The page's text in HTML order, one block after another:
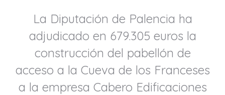
La Diputación de Palencia ha
adjudicado en 679.305 euros la
construcción del pabellón de
acceso a la Cueva de los Franceses
a la empresa Cabero Edificaciones